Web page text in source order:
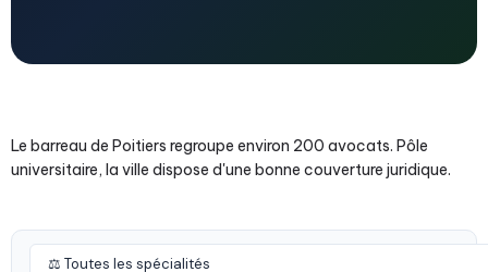
Le barreau de Poitiers regroupe environ 200 avocats. Pôle
universitaire, la ville dispose d'une bonne couverture juridique.